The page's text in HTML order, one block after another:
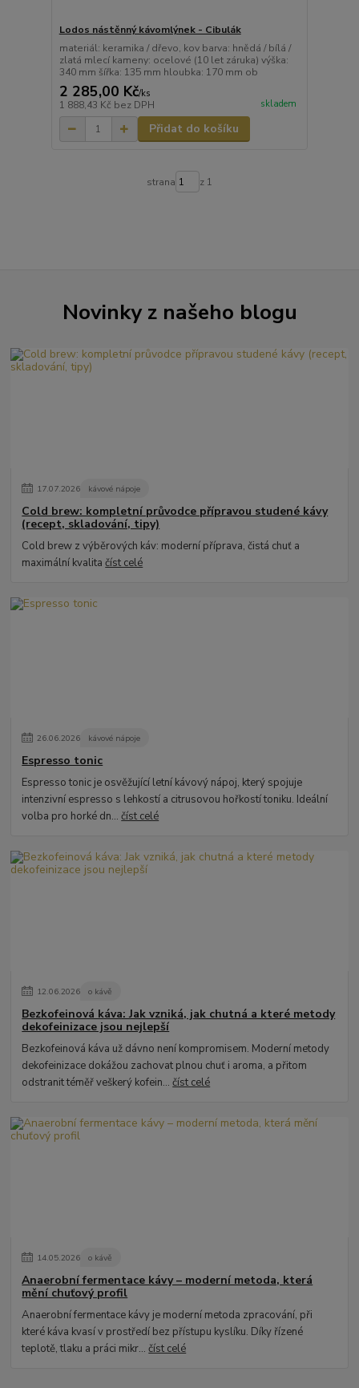
Lodos nástěnný kávomlýnek - Cibulák
materiál: keramika / dřevo, kov barva: hnědá / bílá /
zlatá mlecí kameny: ocelové (10 let záruka) výška:
340 mm šířka: 135 mm hloubka: 170 mm ob
2 285,00 Kč/ks
1 888,43 Kč bez DPH skladem
Přidat do košíku
strana z 1
Novinky z našeho blogu
17.07.2026 kávové nápoje
Cold brew: kompletní průvodce přípravou studené kávy
(recept, skladování, tipy)
Cold brew z výběrových káv: moderní příprava, čistá chuť a
maximální kvalitačíst celé
26.06.2026 kávové nápoje
Espresso tonic
Espresso tonic je osvěžující letní kávový nápoj, který spojuje
intenzivní espresso s lehkostí a citrusovou hořkostí toniku. Ideální
volba pro horké dn...číst celé
12.06.2026 o kávě
Bezkofeinová káva: Jak vzniká, jak chutná a které metody
dekofeinizace jsou nejlepší
Bezkofeinová káva už dávno není kompromisem. Moderní metody
dekofeinizace dokážou zachovat plnou chuť i aroma, a přitom
odstranit téměř veškerý kofein...číst celé
14.05.2026 o kávě
Anaerobní fermentace kávy – moderní metoda, která
mění chuťový profil
Anaerobní fermentace kávy je moderní metoda zpracování, při
které káva kvasí v prostředí bez přístupu kyslíku. Díky řízené
teplotě, tlaku a práci mikr...číst celé